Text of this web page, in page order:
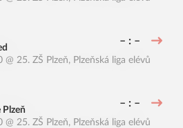
– : –
@ 25. ZŠ Plzeň, Plzeňská liga elévů
Plzeň
– : –
@ 25. ZŠ Plzeň, Plzeňská liga elévů